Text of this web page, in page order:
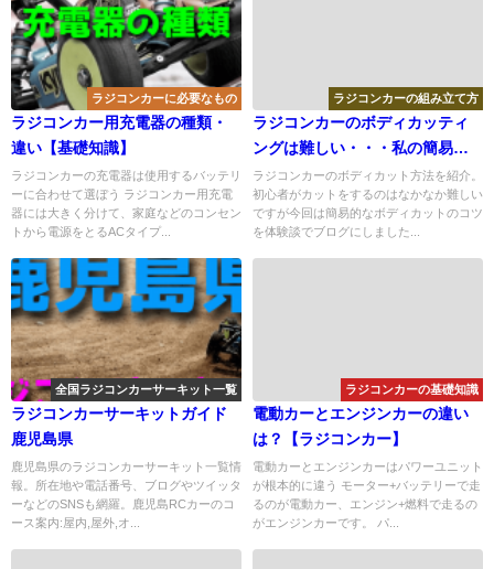
ラジコンカーに必要なもの
ラジコンカー用充電器の種類・
違い【基礎知識】
ラジコンカーの充電器は使用するバッテリ
ーに合わせて選ぼう ラジコンカー用充電
器には大きく分けて、家庭などのコンセン
トから電源をとるACタイプ...
ラジコンカーの組み立て方
ラジコンカーのボディカッティ
ングは難しい・・・私の簡易カ
ット方法を紹介
ラジコンカーのボディカット方法を紹介。
初心者がカットをするのはなかなか難しい
ですが今回は簡易的なボディカットのコツ
を体験談でブログにしました...
全国ラジコンカーサーキット一覧
ラジコンカーサーキットガイド
鹿児島県
鹿児島県のラジコンカーサーキット一覧情
報。所在地や電話番号、ブログやツイッタ
ーなどのSNSも網羅。鹿児島RCカーのコ
ース案内:屋内,屋外,オ...
ラジコンカーの基礎知識
電動カーとエンジンカーの違い
は？【ラジコンカー】
電動カーとエンジンカーはパワーユニット
が根本的に違う モーター+バッテリーで走
るのが電動カー、エンジン+燃料で走るの
がエンジンカーです。 パ...